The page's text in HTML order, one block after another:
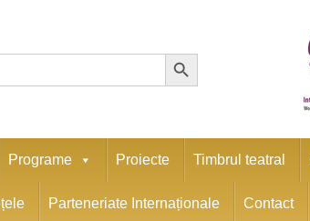
Search Button
Programe Proiecte Timbrul teatral
Parteneriate Internaționale Contact